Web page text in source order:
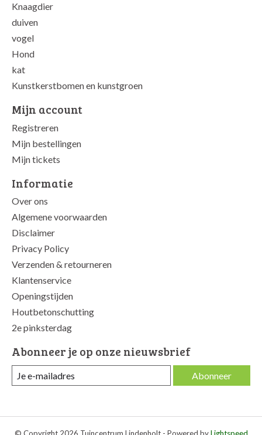
Knaagdier
duiven
vogel
Hond
kat
Kunstkerstbomen en kunstgroen
Mijn account
Registreren
Mijn bestellingen
Mijn tickets
Informatie
Over ons
Algemene voorwaarden
Disclaimer
Privacy Policy
Verzenden & retourneren
Klantenservice
Openingstijden
Houtbetonschutting
2e pinksterdag
Abonneer je op onze nieuwsbrief
Abonneer